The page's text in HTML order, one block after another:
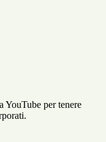
YouTube per tenere